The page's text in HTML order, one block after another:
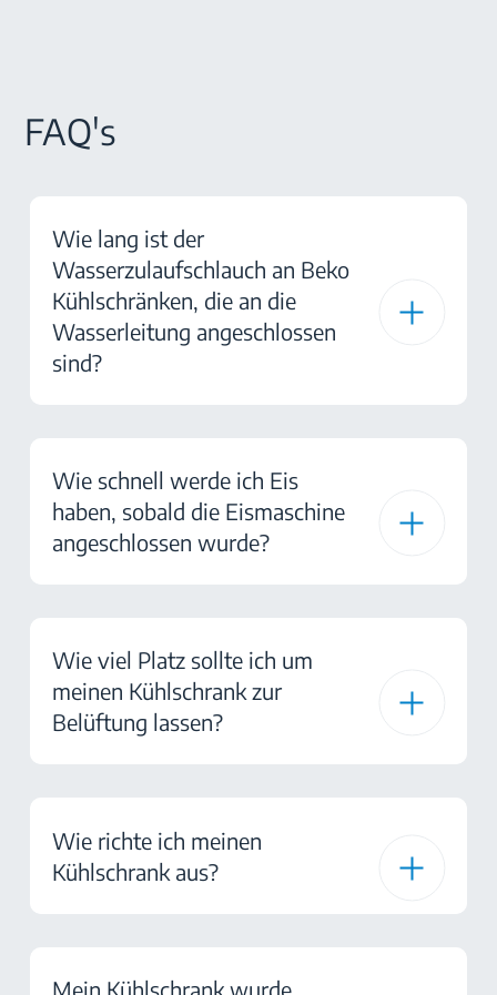
FAQ's
Wie lang ist der
Wasserzulaufschlauch an Beko
Kühlschränken, die an die
Wasserleitung angeschlossen
sind?
Wie schnell werde ich Eis
haben, sobald die Eismaschine
angeschlossen wurde?
Wie viel Platz sollte ich um
meinen Kühlschrank zur
Belüftung lassen?
Wie richte ich meinen
Kühlschrank aus?
Mein Kühlschrank wurde